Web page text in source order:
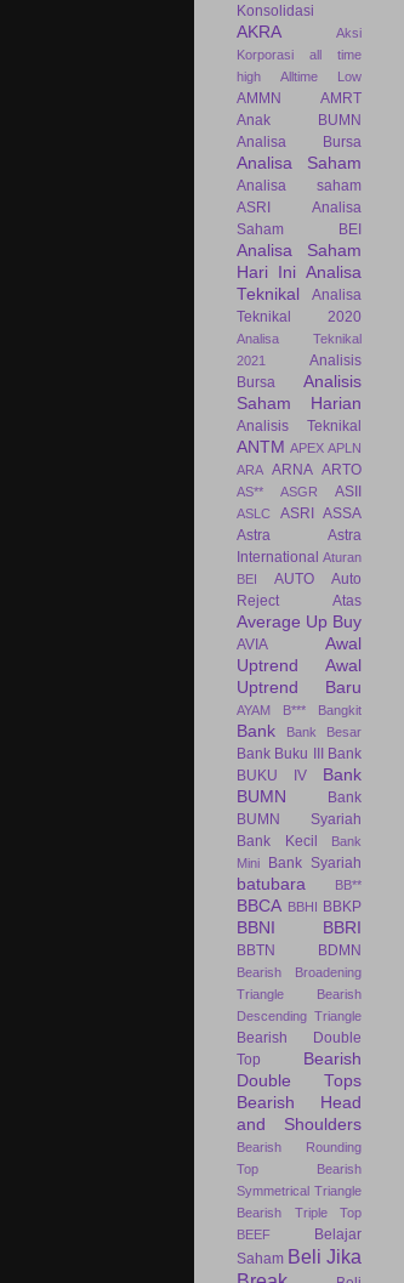
Konsolidasi
AKRA
Aksi
Korporasi
all time
high
Alltime Low
AMMN
AMRT
Anak BUMN
Analisa Bursa
Analisa Saham
Analisa saham
ASRI
Analisa
Saham BEI
Analisa Saham
Hari Ini Analisa
Teknikal
Analisa
Teknikal 2020
Analisa Teknikal
2021
Analisis
Bursa
Analisis
Saham Harian
Analisis Teknikal
ANTM APEX APLN
ARA ARNA ARTO
AS** ASGR ASII
ASLC ASRI
ASSA
Astra
Astra
International Aturan
BEI
AUTO
Auto
Reject Atas
Average Up Buy
AVIA
Awal
Uptrend
Awal
Uptrend Baru
AYAM B*** Bangkit
Bank Bank Besar
Bank Buku III
Bank
BUKU IV
Bank
BUMN
Bank
BUMN Syariah
Bank Kecil
Bank
Mini
Bank Syariah
batubara BB**
BBCA BBHI BBKP
BBNI BBRI
BBTN BDMN
Bearish Broadening
Triangle
Bearish
Descending Triangle
Bearish Double
Top
Bearish
Double Tops
Bearish Head
and Shoulders
Bearish Rounding
Top
Bearish
Symmetrical Triangle
Bearish Triple Top
BEEF
Belajar
Saham Beli Jika